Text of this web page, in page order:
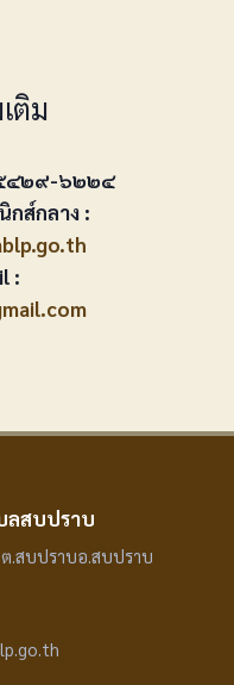
ติม
๔๒๙-๖๒๒๔
กส์กลาง :
:
ลสบปราบ
.สบปราบอ.สบปราบ